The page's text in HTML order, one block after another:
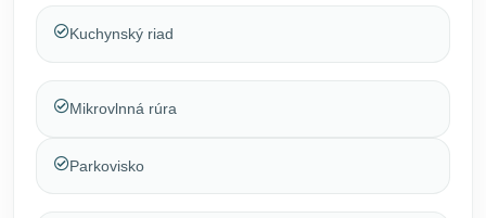
Kuchynský riad
Mikrovlnná rúra
Parkovisko